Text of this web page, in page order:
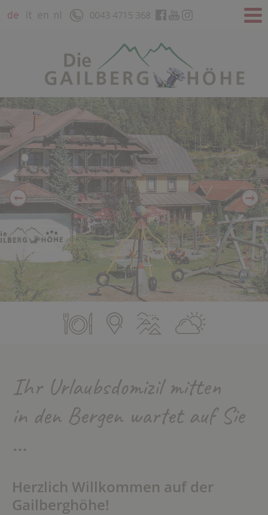
Ihr Urlaubsdomizil mitten
in den Bergen wartet auf Sie
...
Herzlich Willkommen auf der
Gailberghöhe!